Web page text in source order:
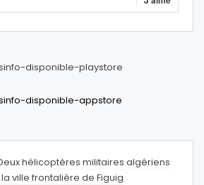
hélicoptères militaires algériens
ville frontalière de Figuig